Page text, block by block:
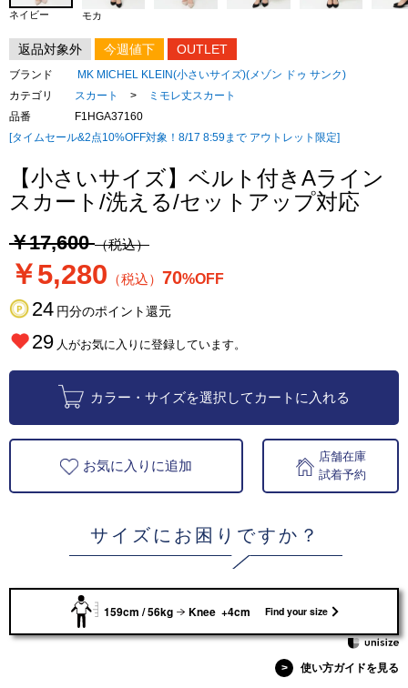
ネイビー モカ
返品対象外 今週値下 OUTLET
ブランド
MK MICHEL KLEIN(小さいサイズ)(メゾン ドゥ サンク)
カテゴリ
スカート >
ミモレ丈スカート
品番
F1HGA37160
[タイムセール&2点10%OFF対象！8/17 8:59まで アウトレット限定]
【小さいサイズ】ベルト付きAライン
スカート/洗える/セットアップ対応
￥17,600（税込）
￥5,280 （税込） 70%OFF
24 円分のポイント還元
29 人がお気に入りに登録しています。
カラー・サイズを選択してカートに入れる
お気に入りに追加
店舗在庫
試着予約
サイズにお困りですか？
159cm / 56kg Knee +4cm Find your size
> 使い方ガイドを見る